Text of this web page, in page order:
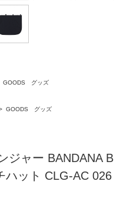
GOODS グッズ
GOODS グッズ
ジャー BANDANA B
ハット CLG-AC 026